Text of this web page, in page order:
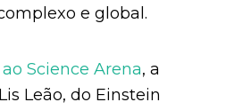
e global.
Science Arena, a
Leão, do Einstein